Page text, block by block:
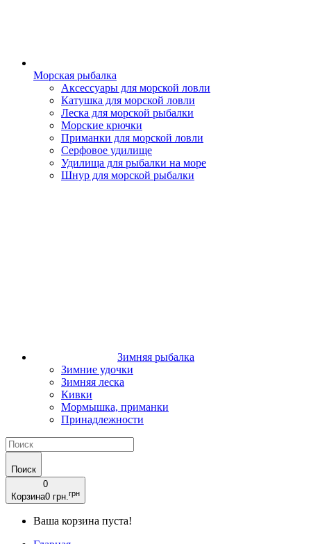
Морская рыбалка
Аксессуары для морской ловли
Катушка для морской ловли
Леска для морской рыбалки
Морские крючки
Приманки для морской ловли
Серфовое удилище
Удилища для рыбалки на море
Шнур для морской рыбалки
Зимняя рыбалка
Зимние удочки
Зимняя леска
Кивки
Мормышка, приманки
Принадлежности
Поиск
0
Корзина0 грн. грн
Ваша корзина пуста!